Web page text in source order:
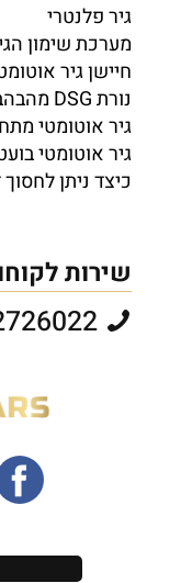
גיר פלנטרי
מערכת שימון
חיישן גיר
נורת DSG מהבהבת
גיר אוטומטי
גיר אוטומטי
כיצד ניתן
שירות